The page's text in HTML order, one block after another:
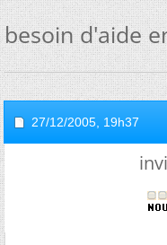
besoin d'aide
27/12/2005, 19h37